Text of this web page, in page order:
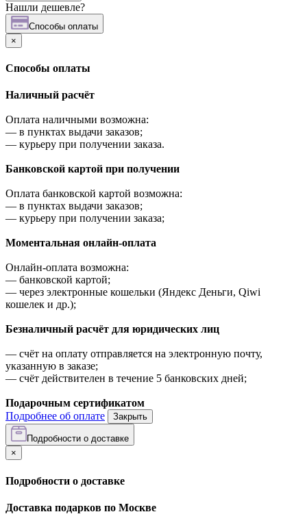
Нашли дешевле?
Cпособы оплаты
×
Cпособы оплаты
Наличный расчёт
Оплата наличными возможна:
— в пунктах выдачи заказов;
— курьеру при получении заказа.
Банковской картой при получении
Оплата банковской картой возможна:
— в пунктах выдачи заказов;
— курьеру при получении заказа;
Моментальная онлайн-оплата
Онлайн-оплата возможна:
— банковской картой;
— через электронные кошельки (Яндекс Деньги, Qiwi
кошелек и др.);
Безналичный расчёт для юридических лиц
— счёт на оплату отправляется на электронную почту,
указанную в заказе;
— счёт действителен в течение 5 банковских дней;
Подарочным сертификатом
Подробнее об оплате
Закрыть
Подробности о доставке
×
Подробности о доставке
Доставка подарков по Москве